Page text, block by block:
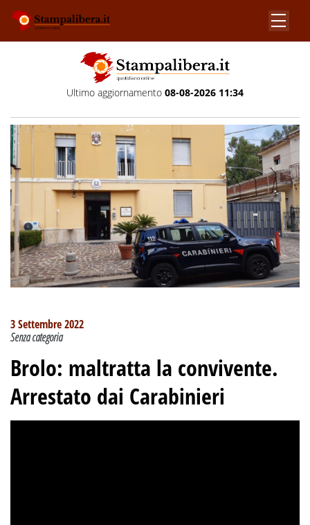
Ultimo aggiornamento 08-08-2026 11:34
3 Settembre 2022
Senza categoria
Brolo: maltratta la convivente.
Arrestato dai Carabinieri